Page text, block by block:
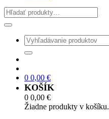
0 0,00 €
KOŠÍK
0 0,00 €
Žiadne produkty v košíku.